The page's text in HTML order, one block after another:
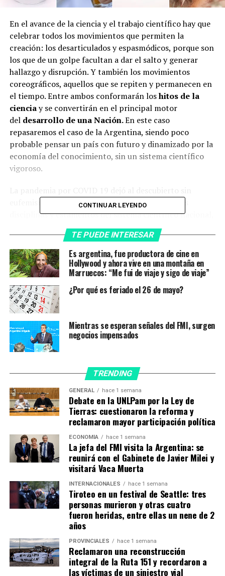
En el avance de la ciencia y el trabajo científico hay que
celebrar todos los movimientos que permiten la
creación: los desarticulados y espasmódicos, porque son
los que de un golpe facultan a dar el salto y generar
hallazgo y disrupción. Y también los movimientos
coreográficos, aquellos que se repiten y permanecen en
el tiempo. Entre ambos conformarán loshitos de la
cienciay se convertirán en el principal motor
deldesarrollo de una Nación.En este caso
repasaremos el caso de la Argentina, siendo poco
probable pensar un país con futuro y dinamizado por la
economía del conocimiento, sin un sistema científico
vigoroso.
eufemismos que tanto los científicos de todas las
disciplinas y estamentos del sistema científico nacional,
como las usinas de desarrollo y producción -académicas
y/o laboratorios- estuvieron vivitas y coleando; y que
laalianza más infalible para los proyectos
científicosde envergadura y pluraleses la público-
privada; y esto se vio a través de cientos de proyectos
exitosos contra el COVID y otros.
Pero a la vez reveló la necesidad de políticas públicas
que se sostengan en el tiempo y que sean plenamente
inclusivas. En este sentido,en el caso argentino, hay
tarea legislativa pendiente
Innovación que aportaron un contexto vigoroso para
muchos de los proyectos y avances desarrollados por
materia gris argentina.
El proyecto sobre el Plan Nacional de Ciencia,
Tecnología e Innovación 2030 (PNCTI 2030), que
recibió media sanción en el Congreso de la Nación,
supone la posibilidad de convertir por primera vez en
ley un Plan para el sector. Se trata de una iniciativa que
define, organiza y comunica el conjunto de políticas y
estrategias que permitirán planificar la política
científica y tecnológica nacional a corto, mediano y
largo plazo.
Innovación, el PNCTI 2030 constituye “una herramienta
al servicio de la sociedad que permitirá otorgar
continuidad, previsibilidad y coherencia a las políticas
CONTINUAR LEYENDO
TE PUEDE INTERESAR
Es argentina, fue productora de cine en
Hollywood y ahora vive en una montaña en
Marruecos: “Me fui de viaje y sigo de viaje”
¿Por qué es feriado el 26 de mayo?
Mientras se esperan señales del FMI, surgen
negocios impensados
TRENDING
GENERAL hace 1 semana
Debate en la UNLPam por la Ley de
Tierras: cuestionaron la reforma y
reclamaron mayor participación política
ECONOMÍA hace 1 semana
La jefa del FMI visita la Argentina: se
reunirá con el Gabinete de Javier Milei y
visitará Vaca Muerta
INTERNACIONALES hace 1 semana
Tiroteo en un festival de Seattle: tres
personas murieron y otras cuatro
fueron heridas, entre ellas un nene de 2
años
PROVINCIALES hace 1 semana
Reclamaron una reconstrucción
integral de la Ruta 151 y recordaron a
las víctimas de un siniestro vial